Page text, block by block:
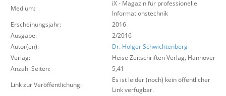
Medium:
iX - Magazin für professionelle
Informationstechnik
Erscheinungsjahr:
2016
Ausgabe:
2/2016
Autor(en):
Dr. Holger Schwichtenberg
Verlag:
Heise Zeitschriften Verlag, Hannover
Anzahl Seiten:
5,41
Link zur Veröffentlichung:
Es ist leider (noch) kein öffentlicher
Link verfügbar.